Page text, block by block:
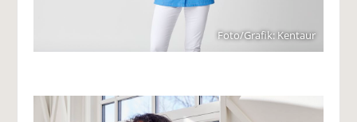
Foto/Grafik: Kentaur